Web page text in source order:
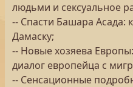
людьми и сексуальное
-- Спасти Башара Асада:
Дамаску;
-- Новые хозяева
диалог европейца с
-- Сенсационные